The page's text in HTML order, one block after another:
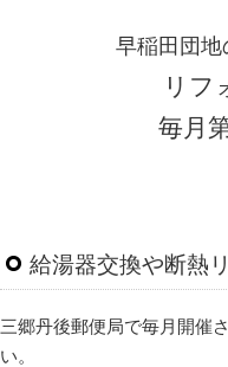
早稲田団
リフ
毎月
給湯器交換や断熱
三郷丹後郵便局で毎月開催
い。